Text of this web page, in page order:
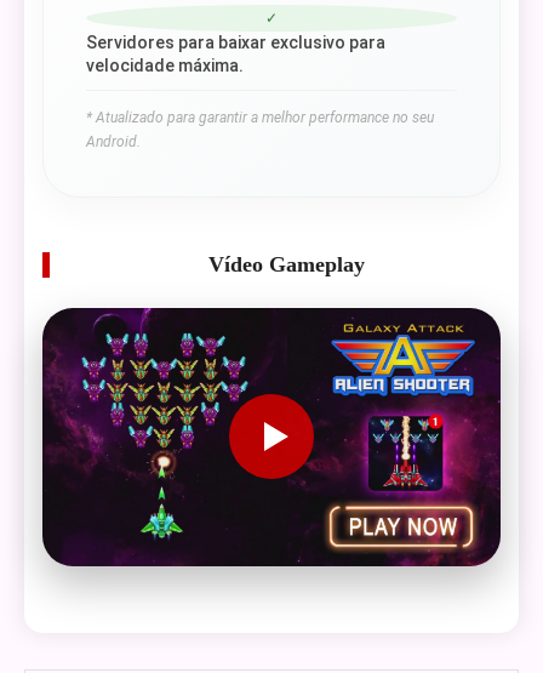
✓
Servidores para baixar exclusivo para
velocidade máxima.
* Atualizado para garantir a melhor performance no seu
Android.
Vídeo Gameplay